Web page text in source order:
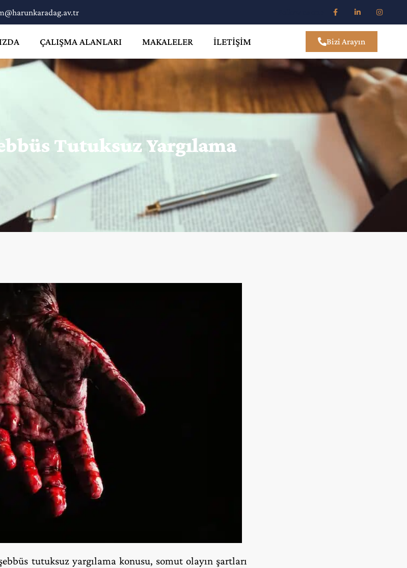
ÇALIŞMA ALANLARI MAKALELER İLETIŞIM Bizi Arayın
Tutuksuz Yargılama
tutuksuz yargılama konusu, somut olayın şartları